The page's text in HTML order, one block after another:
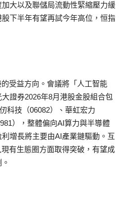
大以及聯儲局流動性緊縮壓力緩
下半年有望再試今年高位，恒指
受益方向。會議將「人工智能
證券2026年8月港股金股組合包
科技（06082）、華虹宏力
），整體偏向AI算力與半導體
增長將主要由AI產業鏈驅動。互
有生態圈方面取得突破，有望成